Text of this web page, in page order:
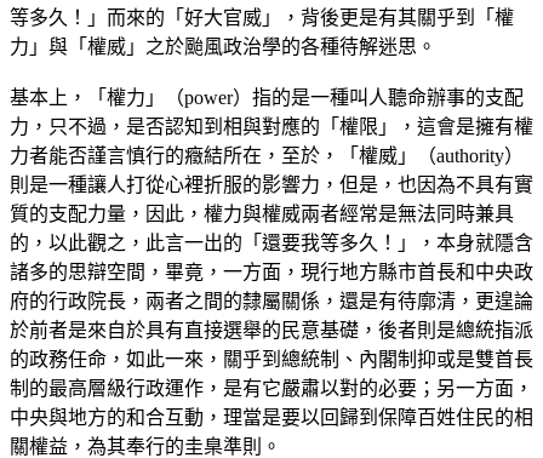
等多久！」而來的「好大官威」，背後更是有其關乎到「權
力」與「權威」之於颱風政治學的各種待解迷思。
基本上，「權力」（power）指的是一種叫人聽命辦事的支配
力，只不過，是否認知到相與對應的「權限」，這會是擁有權
力者能否謹言慎行的癥結所在，至於，「權威」（authority）
則是一種讓人打從心裡折服的影響力，但是，也因為不具有實
質的支配力量，因此，權力與權威兩者經常是無法同時兼具
的，以此觀之，此言一出的「還要我等多久！」，本身就隱含
諸多的思辯空間，畢竟，一方面，現行地方縣市首長和中央政
府的行政院長，兩者之間的隸屬關係，還是有待廓清，更遑論
於前者是來自於具有直接選舉的民意基礎，後者則是總統指派
的政務任命，如此一來，關乎到總統制、內閣制抑或是雙首長
制的最高層級行政運作，是有它嚴肅以對的必要；另一方面，
中央與地方的和合互動，理當是要以回歸到保障百姓住民的相
關權益，為其奉行的圭臬準則。